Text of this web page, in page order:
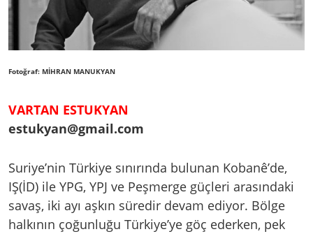
Fotoğraf: MİHRAN MANUKYAN
VARTAN ESTUKYAN
estukyan@gmail.com
Suriye’nin Türkiye sınırında bulunan Kobanê’de,
IŞ(İD) ile YPG, YPJ ve Peşmerge güçleri arasındaki
savaş, iki ayı aşkın süredir devam ediyor. Bölge
halkının çoğunluğu Türkiye’ye göç ederken, pek